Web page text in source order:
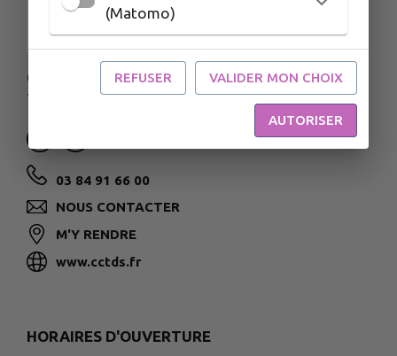
67 et 73 rue François Mitterrand
70170 Port-sur-Saône
03 84 91 66 00
NOUS CONTACTER
M'Y RENDRE
www.cctds.fr
HORAIRES D'OUVERTURE
(Matomo)
REFUSER VALIDER MON CHOIX
AUTORISER